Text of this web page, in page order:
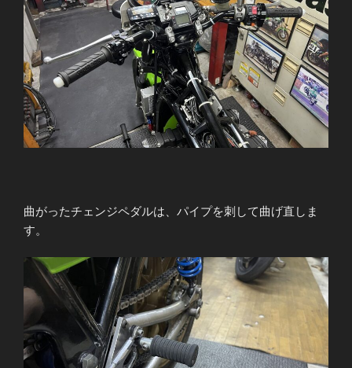
曲がったチェンジペダルは、パイプを刺して曲げ直しま
す。